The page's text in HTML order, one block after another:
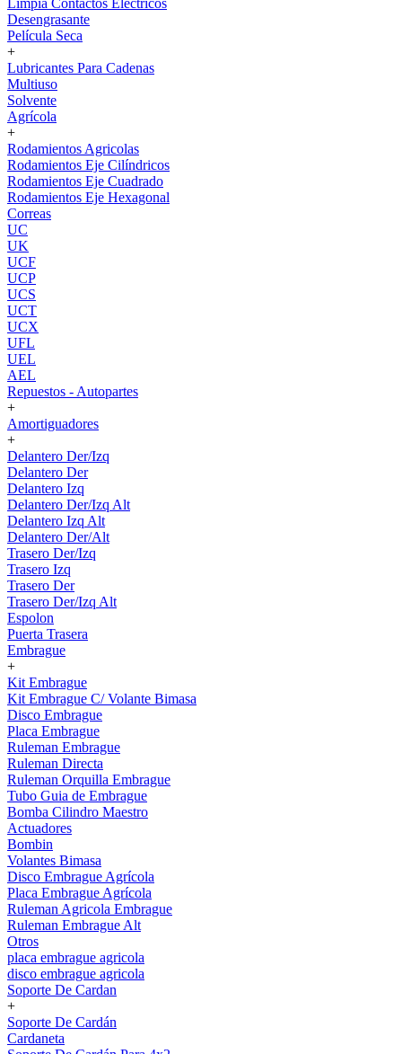
Limpia Contactos Eléctricos
Desengrasante
Película Seca
+
Lubricantes Para Cadenas
Multiuso
Solvente
Agrícola
+
Rodamientos Agricolas
Rodamientos Eje Cilíndricos
Rodamientos Eje Cuadrado
Rodamientos Eje Hexagonal
Correas
UC
UK
UCF
UCP
UCS
UCT
UCX
UFL
UEL
AEL
Repuestos - Autopartes
+
Amortiguadores
+
Delantero Der/Izq
Delantero Der
Delantero Izq
Delantero Der/Izq Alt
Delantero Izq Alt
Delantero Der/Alt
Trasero Der/Izq
Trasero Izq
Trasero Der
Trasero Der/Izq Alt
Espolon
Puerta Trasera
Embrague
+
Kit Embrague
Kit Embrague C/ Volante Bimasa
Disco Embrague
Placa Embrague
Ruleman Embrague
Ruleman Directa
Ruleman Orquilla Embrague
Tubo Guia de Embrague
Bomba Cilindro Maestro
Actuadores
Bombin
Volantes Bimasa
Disco Embrague Agrícola
Placa Embrague Agrícola
Ruleman Agricola Embrague
Ruleman Embrague Alt
Otros
placa embrague agricola
disco embrague agricola
Soporte De Cardan
+
Soporte De Cardán
Cardaneta